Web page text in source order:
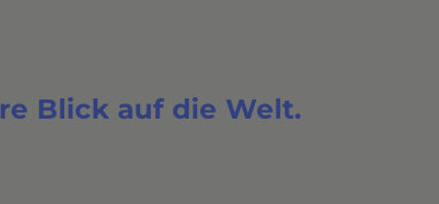
Blick auf die Welt.